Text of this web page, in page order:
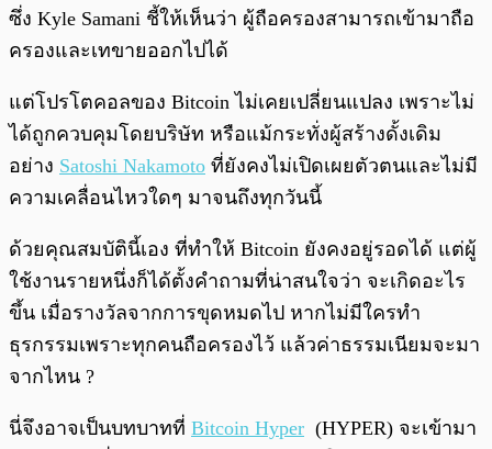
ซึ่ง Kyle Samani ชี้ให้เห็นว่า ผู้ถือครองสามารถเข้ามาถือ
ครองและเทขายออกไปได้
แต่โปรโตคอลของ Bitcoin ไม่เคยเปลี่ยนแปลง เพราะไม่
ได้ถูกควบคุมโดยบริษัท หรือแม้กระทั่งผู้สร้างดั้งเดิม
อย่าง Satoshi Nakamoto ที่ยังคงไม่เปิดเผยตัวตนและไม่มี
ความเคลื่อนไหวใดๆ มาจนถึงทุกวันนี้
ด้วยคุณสมบัตินี้เอง ที่ทำให้ Bitcoin ยังคงอยู่รอดได้ แต่ผู้
ใช้งานรายหนึ่งก็ได้ตั้งคำถามที่น่าสนใจว่า จะเกิดอะไร
ขึ้น เมื่อรางวัลจากการขุดหมดไป หากไม่มีใครทำ
ธุรกรรมเพราะทุกคนถือครองไว้ แล้วค่าธรรมเนียมจะมา
จากไหน ?
นี่จึงอาจเป็นบทบาทที่ Bitcoin Hyper (HYPER) จะเข้ามา